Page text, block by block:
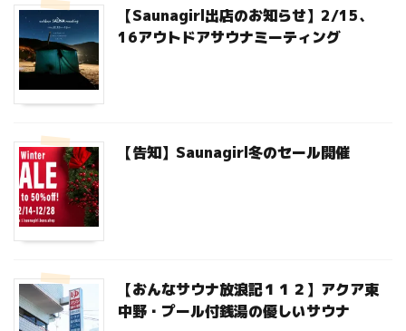
【Saunagirl出店のお知らせ】2/15、
16アウトドアサウナミーティング
【告知】Saunagirl冬のセール開催
【おんなサウナ放浪記１１２】アクア東
中野・プール付銭湯の優しいサウナ